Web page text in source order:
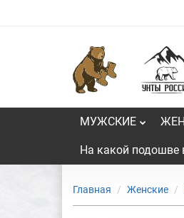
МУЖСКИЕ
На какой подошве
Главная Женские